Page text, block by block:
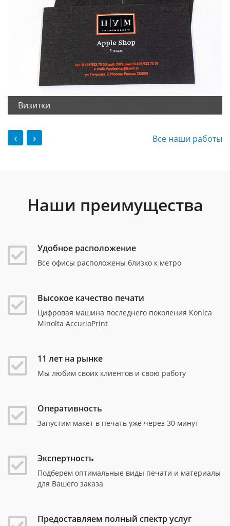
Визитки
‹ › Все наши работы
Наши преимущества
Удобное расположение
Все офисы расположены близко к метро
Высокое качество печати
Цифровая машина последнего поколения Konica
Minolta AccurioPrint
11 лет на рынке
Мы любим своих клиентов и свою работу
Оперативность
Запустим макет в печать уже через 30 минут
Экспертность
Подберем оптимальные виды печати и материалы
для Вашего заказа
Предоставляем полный спектр услуг